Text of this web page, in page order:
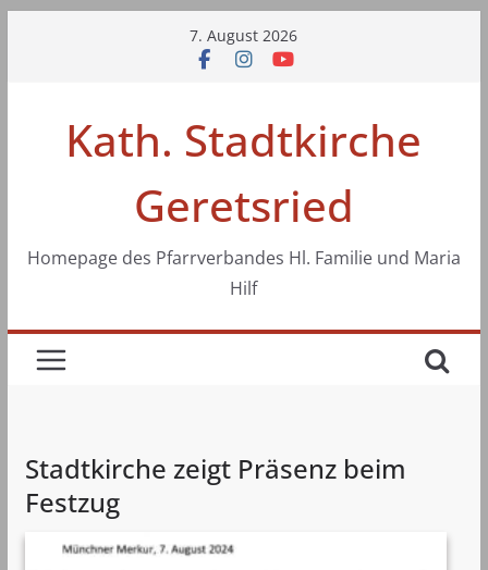
7. August 2026
Kath. Stadtkirche
Geretsried
Homepage des Pfarrverbandes Hl. Familie und Maria
Hilf
Stadtkirche zeigt Präsenz beim
Festzug